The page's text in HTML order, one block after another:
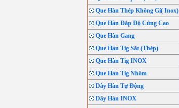
Que Hàn Thép Không Gỉ( Inox)
Que Hàn Đắp Độ Cứng Cao
Que Hàn Gang
Que Hàn Tig Sắt (Thép)
Que Hàn Tig INOX
Que Hàn Tig Nhôm
Dây Hàn Tự Động
Dây Hàn INOX